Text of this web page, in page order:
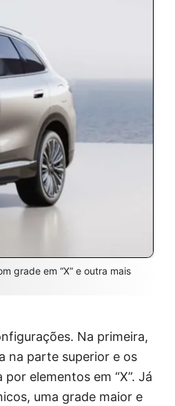
grade em “X” e outra mais
Na primeira,
na parte superior e os
elementos em “X”. Já
uma grade maior e